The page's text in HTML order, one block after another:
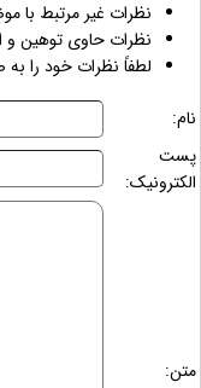
نظرات غیر مرتبط با
نظرات حاوی توهین و
لطفاً نظرات خود را
نام:
پست
الکترونیک:
متن: